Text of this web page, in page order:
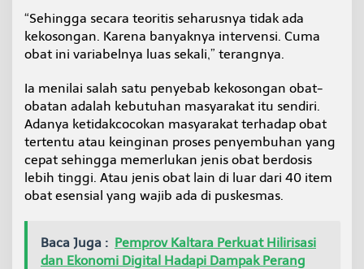
“Sehingga secara teoritis seharusnya tidak ada
kekosongan. Karena banyaknya intervensi. Cuma
obat ini variabelnya luas sekali,” terangnya.
Ia menilai salah satu penyebab kekosongan obat-
obatan adalah kebutuhan masyarakat itu sendiri.
Adanya ketidakcocokan masyarakat terhadap obat
tertentu atau keinginan proses penyembuhan yang
cepat sehingga memerlukan jenis obat berdosis
lebih tinggi. Atau jenis obat lain di luar dari 40 item
obat esensial yang wajib ada di puskesmas.
Baca Juga : Pemprov Kaltara Perkuat Hilirisasi
dan Ekonomi Digital Hadapi Dampak Perang